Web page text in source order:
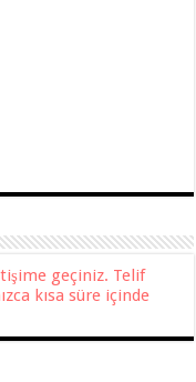
geçiniz. Telif
kısa süre içinde